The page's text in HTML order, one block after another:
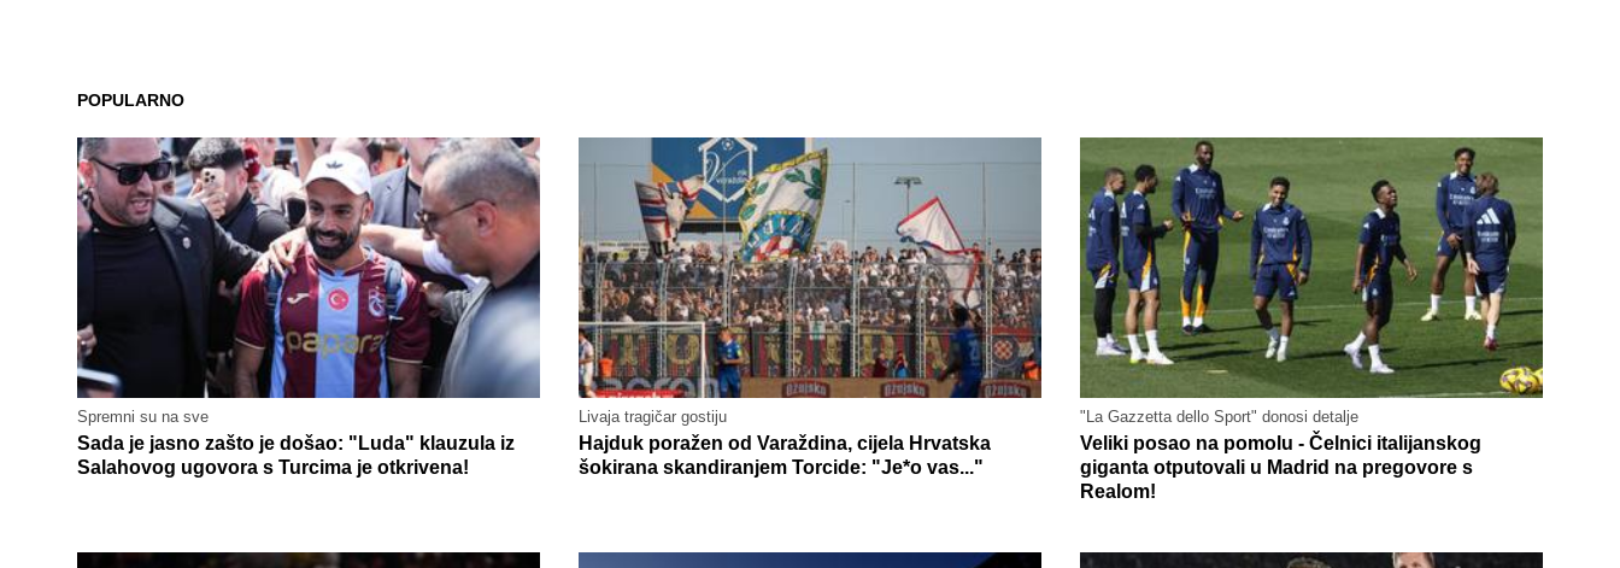
POPULARNO
Spremni su na sve
Sada je jasno zašto je došao: "Luda" klauzula iz
Salahovog ugovora s Turcima je otkrivena!
Livaja tragičar gostiju
Hajduk poražen od Varaždina, cijela Hrvatska
šokirana skandiranjem Torcide: "Je*o vas..."
"La Gazzetta dello Sport" donosi detalje
Veliki posao na pomolu - Čelnici italijanskog
giganta otputovali u Madrid na pregovore s
Realom!